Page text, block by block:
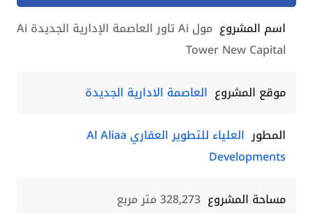
اسم المشروع
مول Ai تاور العاصمة الإدارية الجديدة Ai
Tower New Capital
موقع المشروع العاصمة الادارية الجديدة
المطور
العلياء للتطوير العقاري Al Aliaa
Developments
مساحة المشروع 328,273 متر مربع